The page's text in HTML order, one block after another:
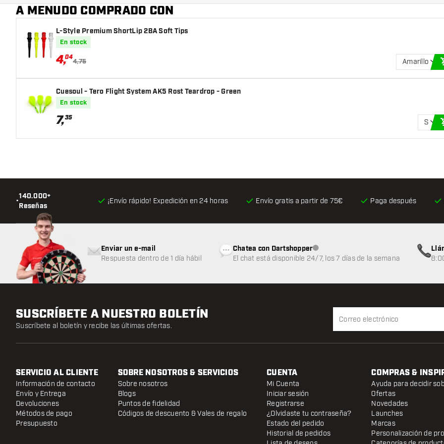
A MENUDO COMPRADO CON
L-Style Premium ShortLip 2BA Soft Tips
En stock
4,04
4,75 Amarillo
Cuesoul - Tero Flight System AK5 Rost Teardrop - Green
En stock
7,35
S
•
140.000+
Reseñas
¡Envío rápido! Expedición en 24 horas Envío gratis a partir de 75€ Paga después
Enviar un e-mail
Respuesta dentro de 1 día hábil
Chatea con DartshopperAtención al cliente no disponible
El chat está disponible 24/7, los 7 días de la semana
SUSCRÍBETE A NUESTRO BOLETÍN
Suscríbete al boletín y recibe las últimas ofertas.
SERVICIO AL CLIENTE
Información de contacto
Envío y Entrega
Devoluciones
Métodos de pago
Presupuesto
SOBRE NOSOTROS & SERVICIOS
Sobre nosotros
Blogs
Puntos de fidelidad
Códigos de descuento & Vales de regalo
CUENTA
Mi Cuenta
Iniciar sesión
Registrarse
¿Olvidaste tu contraseña?
Estado del pedido
Historial de pedidos
COMPRAS &
Ayuda para decidir
Ofertas
Novedades
Launches
Marcas
Personalización de